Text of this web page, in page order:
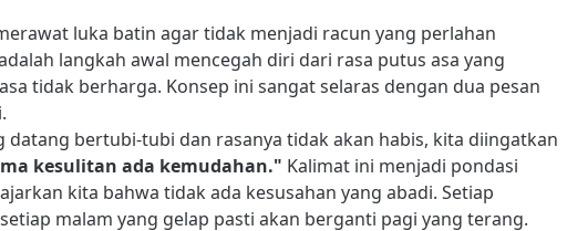
luka batin agar tidak menjadi racun yang perlahan
langkah awal mencegah diri dari rasa putus asa yang
tidak berharga. Konsep ini sangat selaras dengan dua pesan
datang bertubi-tubi dan rasanya tidak akan habis, kita diingatkan
kesulitan ada kemudahan." Kalimat ini menjadi pondasi
kita bahwa tidak ada kesusahan yang abadi. Setiap
malam yang gelap pasti akan berganti pagi yang terang.